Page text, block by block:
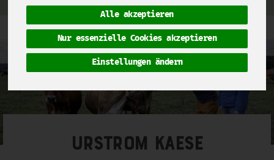
Alle akzeptieren
Nur essenzielle Cookies akzeptieren
Einstellungen ändern
Urstrom Kaese